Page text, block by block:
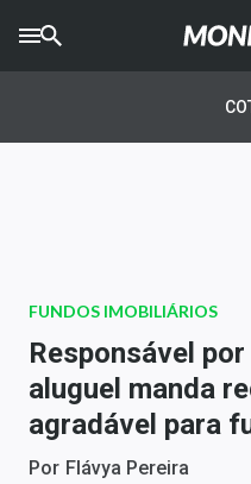
AGROTIMES
Newsletters
Money Trader
Anuncie
FUNDOS IMOBILIÁRIOS
Responsável
aluguel manda
agradável para
Por Flávya Pereira